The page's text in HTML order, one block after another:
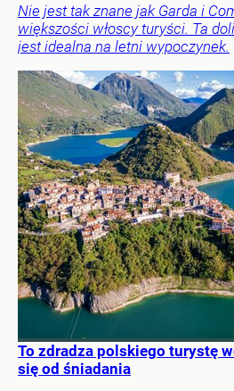
Nie jest tak znane jak Garda i
większości włoscy turyści. Ta
jest idealna na letni wypoczynek.
To zdradza polskiego turystę
się od śniadania